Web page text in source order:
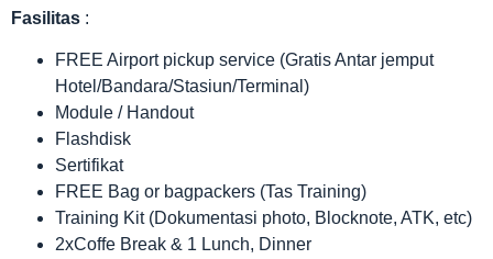
Fasilitas :
FREE Airport pickup service (Gratis Antar jemput
Hotel/Bandara/Stasiun/Terminal)
Module / Handout
Flashdisk
Sertifikat
FREE Bag or bagpackers (Tas Training)
Training Kit (Dokumentasi photo, Blocknote, ATK, etc)
2xCoffe Break & 1 Lunch, Dinner